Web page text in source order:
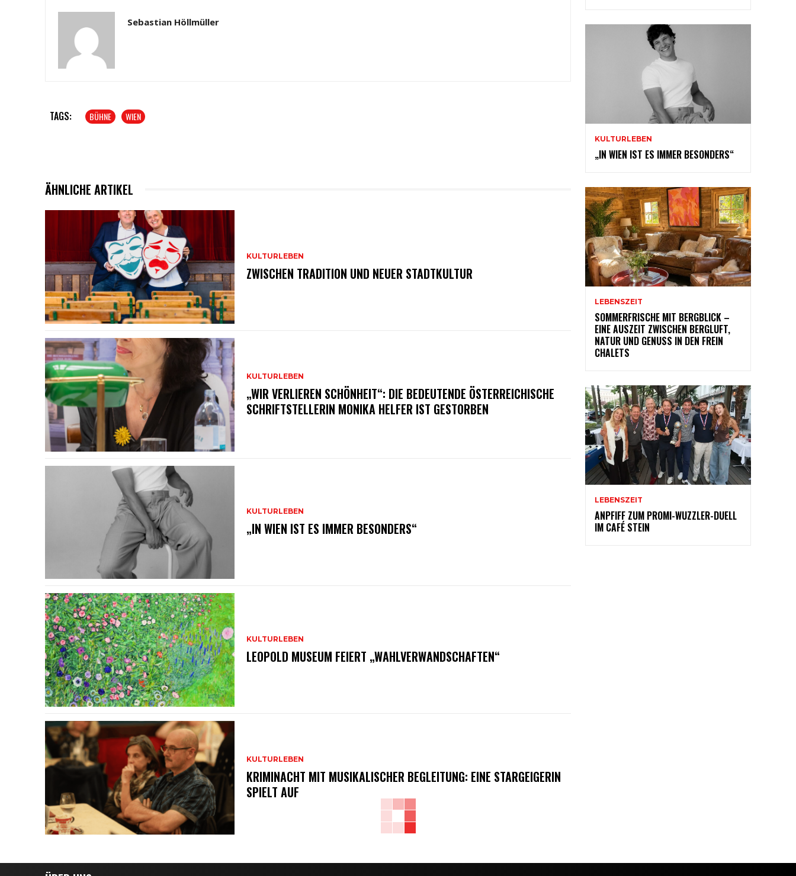
Sebastian Höllmüller
TAGS: BÜHNE WIEN
ÄHNLICHE ARTIKEL
KULTURLEBEN
ZWISCHEN TRADITION UND NEUER STADTKULTUR
KULTURLEBEN
„WIR VERLIEREN SCHÖNHEIT“: DIE BEDEUTENDE ÖSTERREICHISCHE
SCHRIFTSTELLERIN MONIKA HELFER IST GESTORBEN
KULTURLEBEN
„IN WIEN IST ES IMMER BESONDERS“
KULTURLEBEN
LEOPOLD MUSEUM FEIERT „WAHLVERWANDSCHAFTEN“
KULTURLEBEN
KRIMINACHT MIT MUSIKALISCHER BEGLEITUNG: EINE STARGEIGERIN
SPIELT AUF
KULTURLEBEN
„IN WIEN IST ES IMMER BESONDERS“
LEBENSZEIT
SOMMERFRISCHE MIT BERGBLICK –
EINE AUSZEIT ZWISCHEN BERGLUFT,
NATUR UND GENUSS IN DEN FREIN
CHALETS
LEBENSZEIT
ANPFIFF ZUM PROMI-WUZZLER-DUELL
IM CAFÉ STEIN